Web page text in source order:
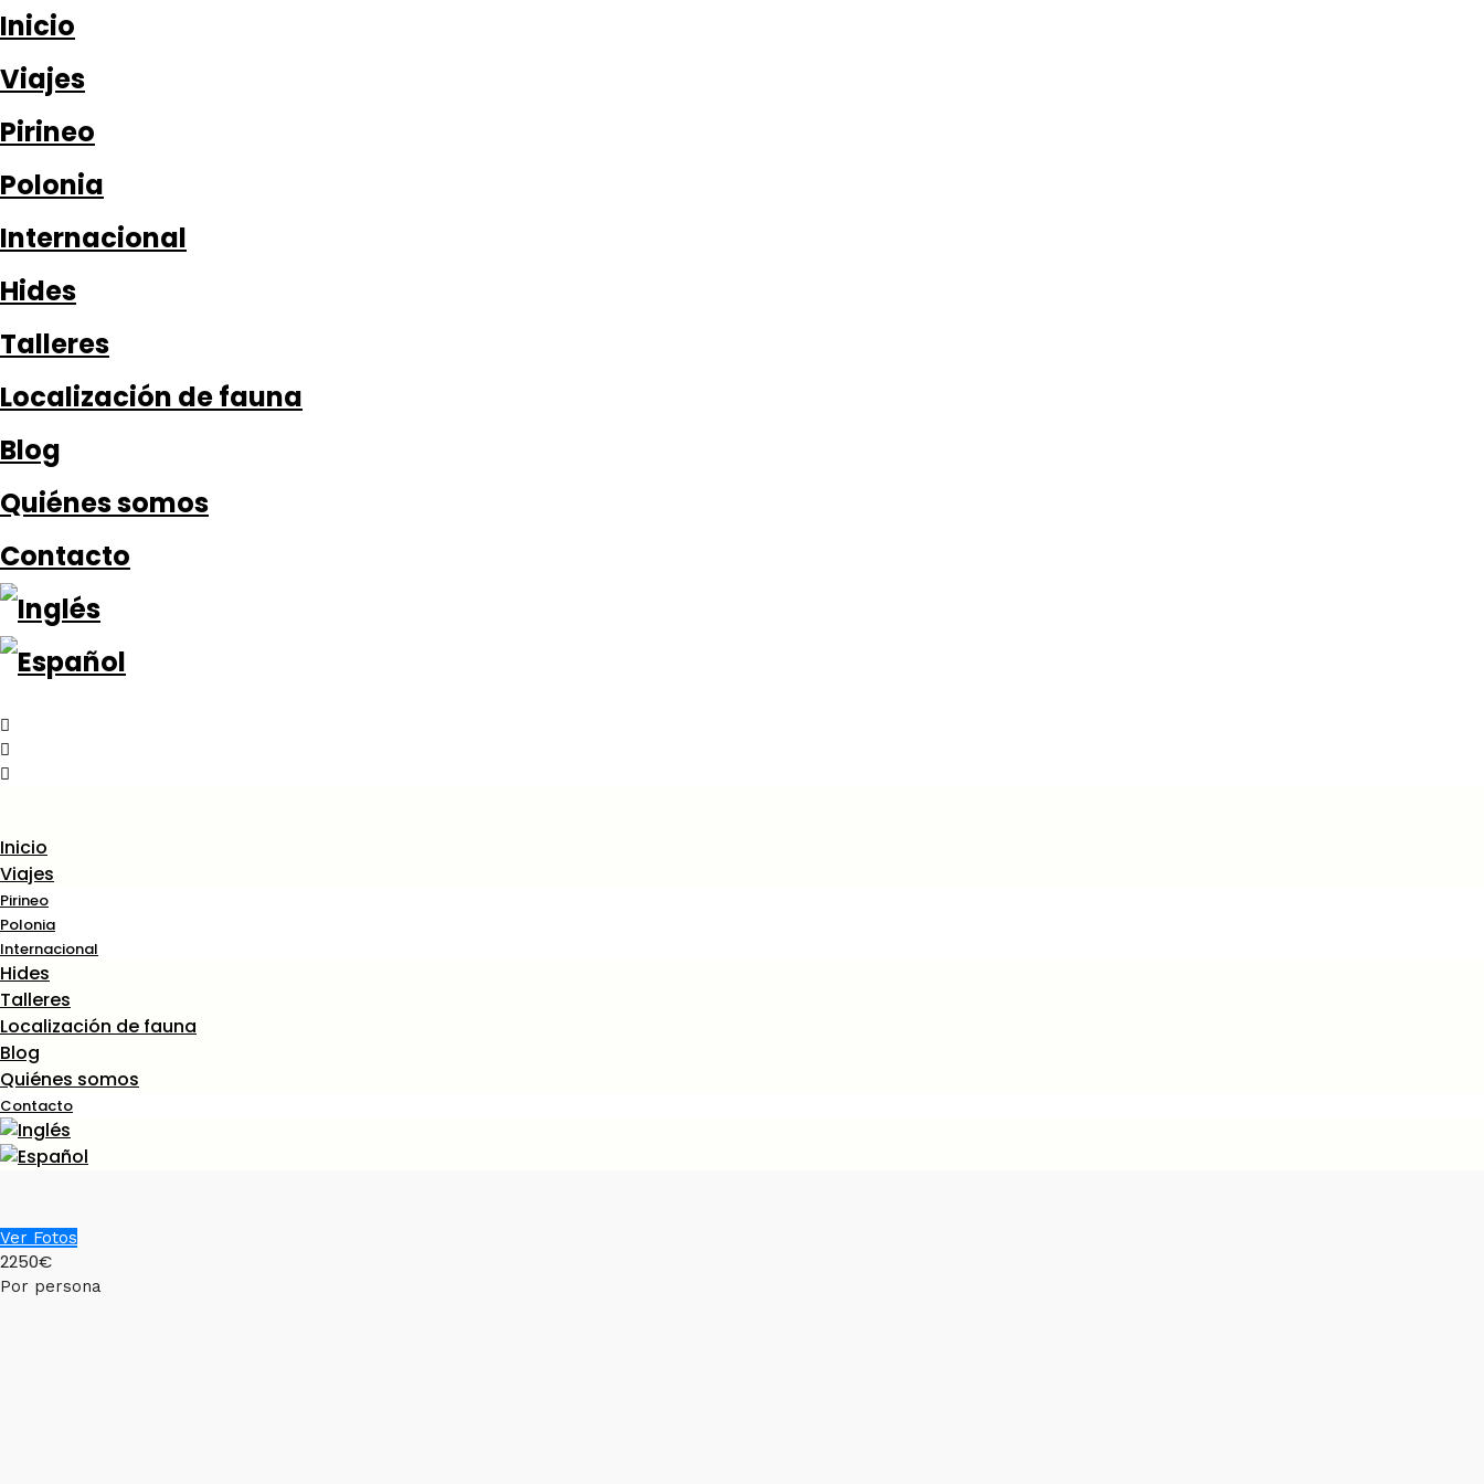
Inicio
Viajes
Pirineo
Polonia
Internacional
Hides
Talleres
Localización de fauna
Blog
Quiénes somos
Contacto
Inicio
Viajes
Pirineo
Polonia
Internacional
Hides
Talleres
Localización de fauna
Blog
Quiénes somos
Contacto
Ver Fotos
2250€
Por persona